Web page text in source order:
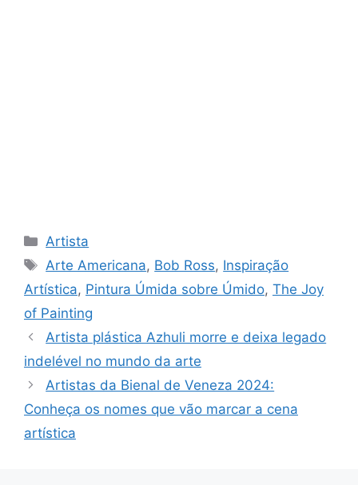
Categories
Artista
Tags
Arte Americana, Bob Ross, Inspiração
Artística, Pintura Úmida sobre Úmido, The Joy
of Painting
Artista plástica Azhuli morre e deixa legado
indelével no mundo da arte
Artistas da Bienal de Veneza 2024:
Conheça os nomes que vão marcar a cena
artística